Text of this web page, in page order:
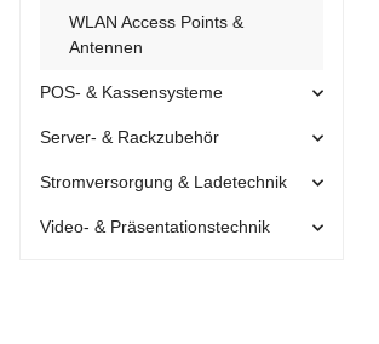
WLAN Access Points &
Antennen
POS- & Kassensysteme
Server- & Rackzubehör
Stromversorgung & Ladetechnik
Video- & Präsentationstechnik